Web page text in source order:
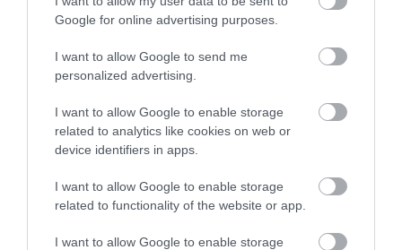
Google for online advertising purposes.
I want to allow Google to send me
personalized advertising.
I want to allow Google to enable storage
related to analytics like cookies on web or
device identifiers in apps.
I want to allow Google to enable storage
related to functionality of the website or app.
I want to allow Google to enable storage
Πώς αμείβονται όσοι εργαστούν τον